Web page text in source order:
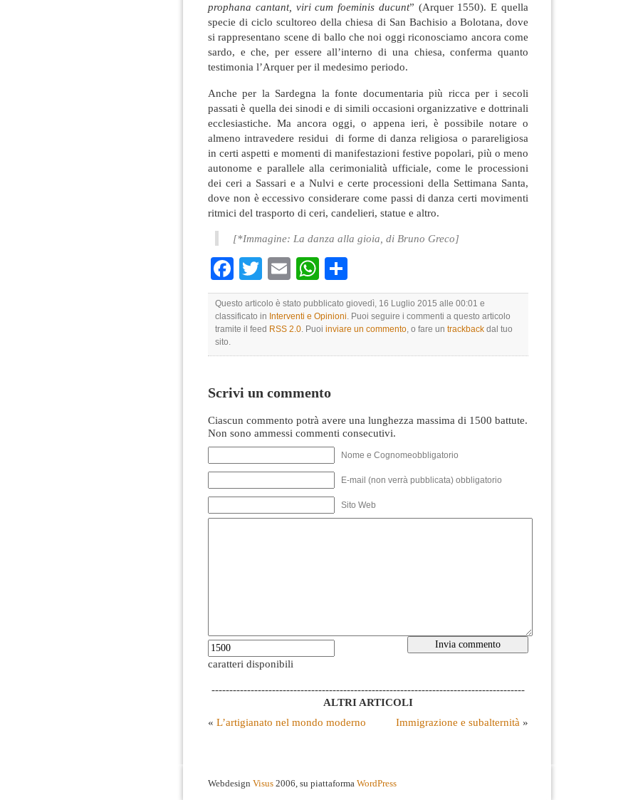
prophana cantant, viri cum foeminis ducunt” (Arquer 1550). E quella
specie di ciclo scultoreo della chiesa di San Bachisio a Bolotana, dove
si rappresentano scene di ballo che noi oggi riconosciamo ancora come
sardo, e che, per essere all’interno di una chiesa, conferma quanto
testimonia l’Arquer per il medesimo periodo.
Anche per la Sardegna la fonte documentaria più ricca per i secoli
passati è quella dei sinodi e di simili occasioni organizzative e dottrinali
ecclesiastiche. Ma ancora oggi, o appena ieri, è possibile notare o
almeno intravedere residui di forme di danza religiosa o parareligiosa
in certi aspetti e momenti di manifestazioni festive popolari, più o meno
autonome e parallele alla cerimonialità ufficiale, come le processioni
dei ceri a Sassari e a Nulvi e certe processioni della Settimana Santa,
dove non è eccessivo considerare come passi di danza certi movimenti
ritmici del trasporto di ceri, candelieri, statue e altro.
[*Immagine: La danza alla gioia, di Bruno Greco]
Facebook
TwitterEmailWhatsApp
Questo articolo è stato pubblicato giovedì, 16 Luglio 2015 alle 00:01 e
classificato in Interventi e Opinioni. Puoi seguire i commenti a questo articolo
tramite il feed RSS 2.0. Puoi inviare un commento, o fare un trackback dal tuo
sito.
Scrivi un commento
Ciascun commento potrà avere una lunghezza massima di 1500 battute.
Non sono ammessi commenti consecutivi.
Nome e Cognomeobbligatorio
E-mail (non verrà pubblicata) obbligatorio
Sito Web
caratteri disponibili
----------------------------------------------------------------------------------------
ALTRI ARTICOLI
« L’artigianato nel mondo moderno Immigrazione e subalternità »
Webdesign Visus 2006, su piattaforma WordPress